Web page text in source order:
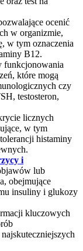
ocenić
w organizmie,
w tym oznaczenia
B12.
funkcjonowania
które mogą
czy
testosteron,
licznych
w tym
histaminy
i
lub
obejmujące
insuliny i glukozy
kluczowych